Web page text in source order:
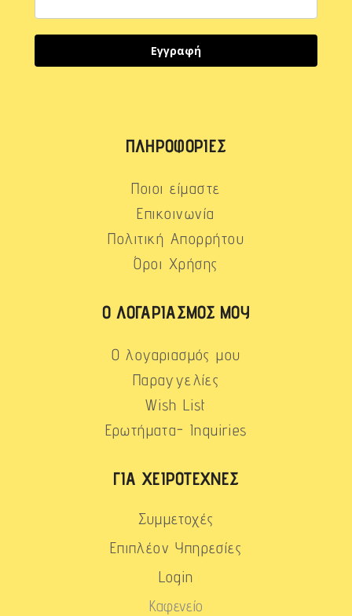
Εγγραφή
ΠΛΗΡΟΦΟΡΊΕΣ
Ποιοι είμαστε
Επικοινωνία
Πολιτική Απορρήτου
Όροι Χρήσης
Ο ΛΟΓΑΡΙΑΣΜΌΣ ΜΟΥ
Ο λογαριασμός μου
Παραγγελίες
Wish List
Ερωτήματα- Inquiries
ΓΙΑ ΧΕΙΡΟΤΈΧΝΕΣ
Συμμετοχές
Επιπλέον Υπηρεσίες
Login
Καφενείο